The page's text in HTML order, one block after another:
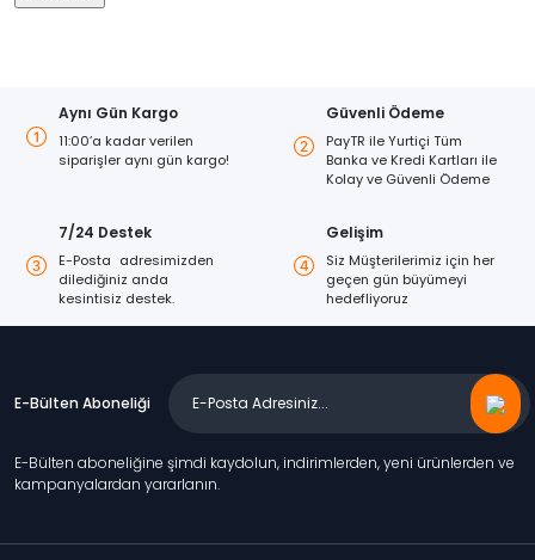
Aynı Gün Kargo
11:00’a kadar verilen
siparişler aynı gün kargo!
Güvenli Ödeme
PayTR ile Yurtiçi Tüm
Banka ve Kredi Kartları ile
Kolay ve Güvenli Ödeme
7/24 Destek
E-Posta adresimizden
dilediğiniz anda
kesintisiz destek.
Gelişim
Siz Müşterilerimiz için her
geçen gün büyümeyi
hedefliyoruz
E-Bülten Aboneliği
E-Bülten aboneliğine şimdi kaydolun, indirimlerden, yeni ürünlerden ve
kampanyalardan yararlanın.